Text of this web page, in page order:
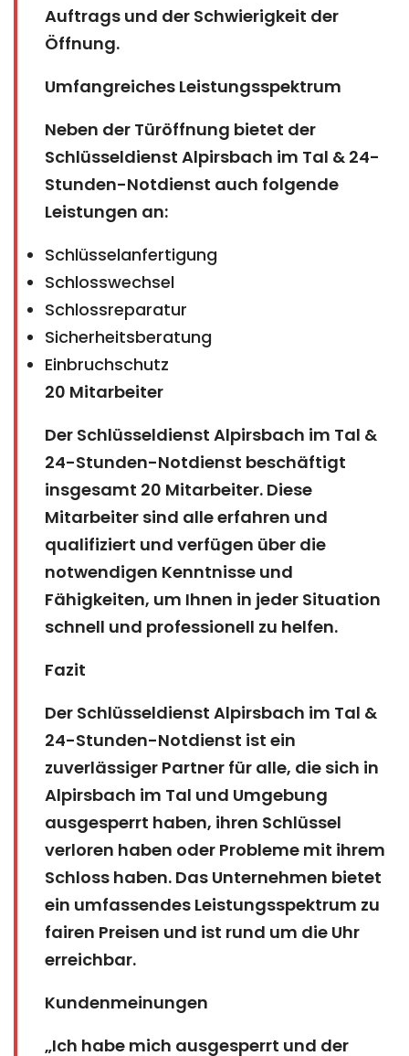
Auftrags und der Schwierigkeit der
Öffnung.
Umfangreiches Leistungsspektrum
Neben der Türöffnung bietet der
Schlüsseldienst Alpirsbach im Tal & 24-
Stunden-Notdienst auch folgende
Leistungen an:
Schlüsselanfertigung
Schlosswechsel
Schlossreparatur
Sicherheitsberatung
Einbruchschutz
20 Mitarbeiter
Der Schlüsseldienst Alpirsbach im Tal &
24-Stunden-Notdienst beschäftigt
insgesamt 20 Mitarbeiter. Diese
Mitarbeiter sind alle erfahren und
qualifiziert und verfügen über die
notwendigen Kenntnisse und
Fähigkeiten, um Ihnen in jeder Situation
schnell und professionell zu helfen.
Fazit
Der Schlüsseldienst Alpirsbach im Tal &
24-Stunden-Notdienst ist ein
zuverlässiger Partner für alle, die sich in
Alpirsbach im Tal und Umgebung
ausgesperrt haben, ihren Schlüssel
verloren haben oder Probleme mit ihrem
Schloss haben. Das Unternehmen bietet
ein umfassendes Leistungsspektrum zu
fairen Preisen und ist rund um die Uhr
erreichbar.
Kundenmeinungen
„Ich habe mich ausgesperrt und der